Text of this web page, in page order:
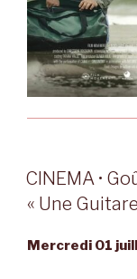
CINEMA •
« Une
Mercredi 01